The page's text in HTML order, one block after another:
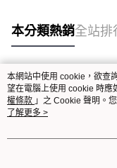
本分類熱銷全站排
熱門標籤
本網站中使用 cookie，欲查
望在電腦上使用 cookie 時應
權條款 」之 Cookie 聲明。
用條款之 Cookie 聲明使用
了解更多 >